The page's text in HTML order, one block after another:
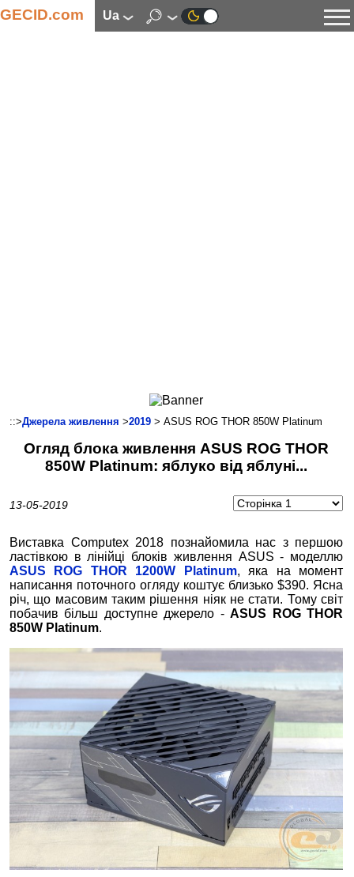
GECID.com ua
Смартфони
Комунікації
Автоелектроніка
::>Джерела живлення >2019 > ASUS ROG THOR 850W Platinum
Огляд блока живлення ASUS ROG THOR
850W Platinum: яблуко від яблуні...
13-05-2019
Виставка Computex 2018 познайомила нас з першою
ластівкою в лінійці блоків живлення ASUS - моделлю
ASUS ROG THOR 1200W Platinum, яка на момент
написання поточного огляду коштує близько $390. Ясна
річ, що масовим таким рішення ніяк не стати. Тому світ
побачив більш доступне джерело -ASUS ROG THOR
850W Platinum.